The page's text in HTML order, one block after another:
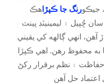
جيڪورنگ جا ڪپڙا هڪ
ڇُپيل ۽ ليمينيٽڊ پينٽ
انهي ڳالهه کي يقيني
به محفوظ رهن. اهي ڪپڙا
۽ نظم برقرار رکڻ